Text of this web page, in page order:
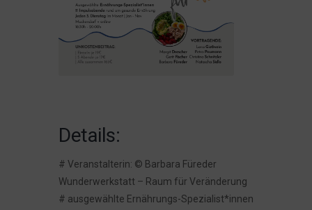
Details:
# Veranstalterin: © Barbara Füreder
Wunderwerkstatt – Raum für Veränderung
# ausgewählte Ernährungs-Spezialist*innen